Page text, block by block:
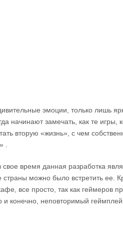
эмоции, только лишь
начинают замечать, как те
вторую «жизнь», с чем
.
время данная разработка
страны можно было встретить ее.
все просто, так как геймеров
конечно, неповторимый геймплей,